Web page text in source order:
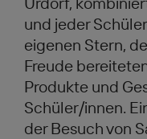
und jeder
eigenen Stern,
Freude
Produkte und
Schüler/innen.
der Besuch von